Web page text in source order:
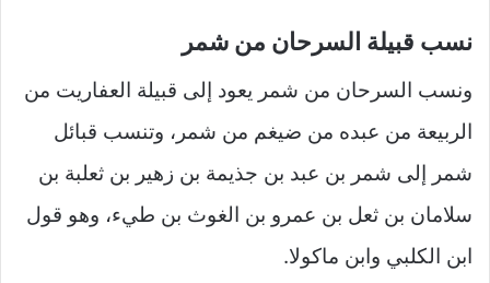
نسب قبيلة السرحان من شمر
ونسب السرحان من شمر يعود إلى قبيلة العفاريت من
الربيعة من عبده من ضيغم من شمر، وتنسب قبائل
شمر إلى شمر بن عبد بن جذيمة بن زهير بن ثعلبة بن
سلامان بن ثعل بن عمرو بن الغوث بن طيء، وهو قول
ابن الكلبي وابن ماكولا.